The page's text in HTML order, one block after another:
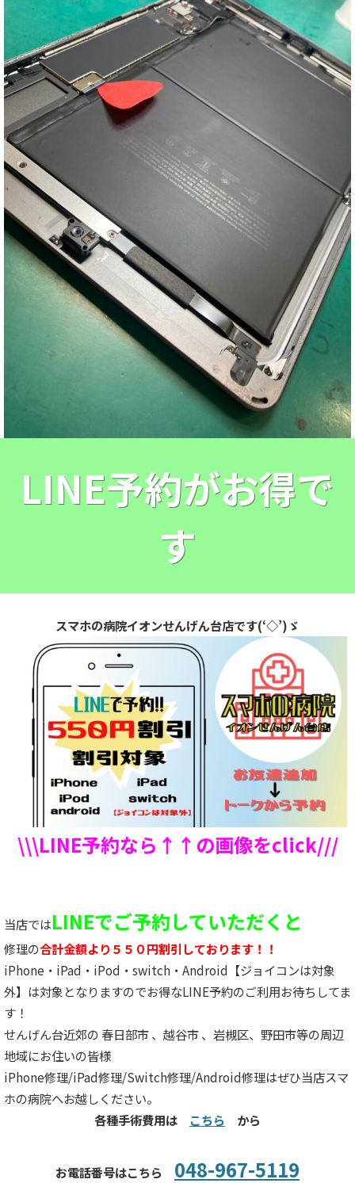
LINE予約がお得で
す
スマホの病院イオンせんげん台店です(‘◇’)ゞ
\\\LINE予約なら↑↑の画像をclick///
当店ではLINEでご予約していただくと
修理の合計金額より５５０円割引しております！！
iPhone・iPad・iPod・switch・Android【ジョイコンは対象
外】は対象となりますのでお得なLINE予約のご利用お待ちしてま
す！
せんげん台近郊の 春日部市 、越谷市 、岩槻区、野田市等の周辺
地域にお住いの皆様
iPhone修理/iPad修理/Switch修理/Android修理はぜひ当店スマ
ホの病院へお越しください。
各種手術費用は こちら から
お電話番号はこちら 048-967-5119